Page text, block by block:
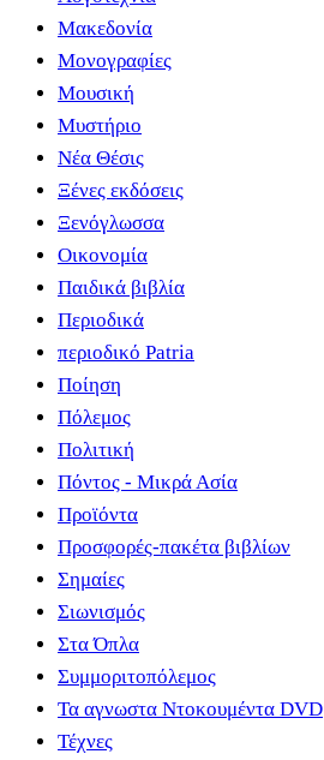
Μακεδονία
Μονογραφίες
Μουσική
Μυστήριο
Νέα Θέσις
Ξένες εκδόσεις
Ξενόγλωσσα
Οικονομία
Παιδικά βιβλία
Περιοδικά
περιοδικό Patria
Ποίηση
Πόλεμος
Πολιτική
Πόντος - Μικρά Ασία
Προϊόντα
Προσφορές-πακέτα βιβλίων
Σημαίες
Σιωνισμός
Στα Όπλα
Συμμοριτοπόλεμος
Τα αγνωστα Ντοκουμέντα DVD
Τέχνες